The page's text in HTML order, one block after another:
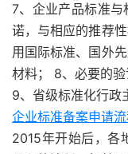
7、企业产品标准
诺，与相应的推荐
用国际标准、国外
材料； 8、必要的验
9、省级标准化行政
企业标准备案申请
2015年开始后，各